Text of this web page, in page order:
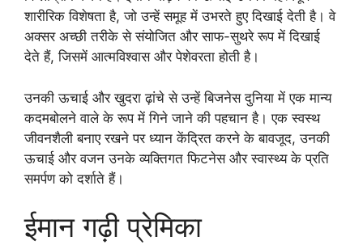
शारीरिक विशेषता है, जो उन्हें समूह में उभरते हुए दिखाई देती है। वे
अक्सर अच्छी तरीके से संयोजित और साफ-सुथरे रूप में दिखाई
देते हैं, जिसमें आत्मविश्वास और पेशेवरता होती है।
उनकी ऊचाई और खुदरा ढ़ांचे से उन्हें बिजनेस दुनिया में एक मान्य
कदमबोलने वाले के रूप में गिने जाने की पहचान है। एक स्वस्थ
जीवनशैली बनाए रखने पर ध्यान केंद्रित करने के बावजूद, उनकी
ऊचाई और वजन उनके व्यक्तिगत फिटनेस और स्वास्थ्य के प्रति
समर्पण को दर्शाते हैं।
ईमान गढ़ी प्रेमिका